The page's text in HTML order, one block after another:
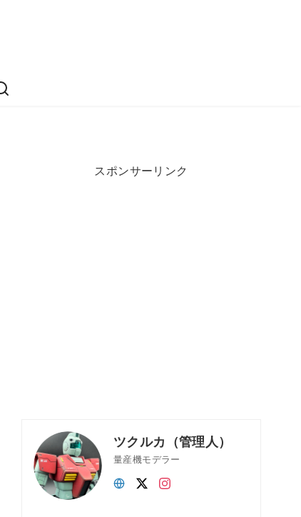
スポンサーリンク
ツクルカ（管理人）
量産機モデラー